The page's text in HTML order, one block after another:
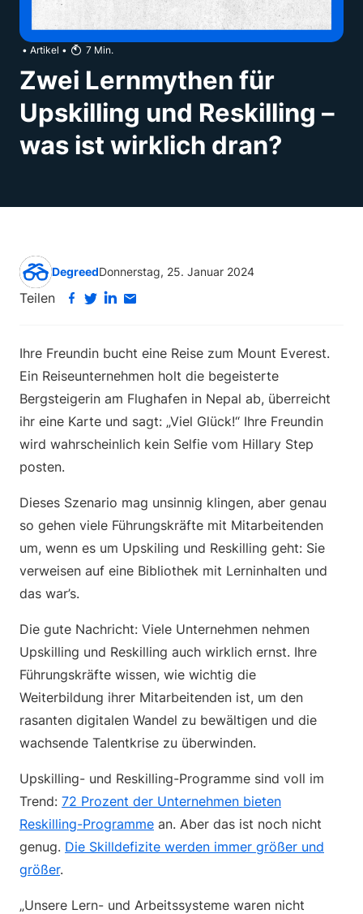
• Artikel • 7 Min.
Zwei Lernmythen für
Upskilling und Reskilling –
was ist wirklich dran?
DegreedDonnerstag, 25. Januar 2024
Teilen
Ihre Freundin bucht eine Reise zum Mount Everest.
Ein Reiseunternehmen holt die begeisterte
Bergsteigerin am Flughafen in Nepal ab, überreicht
ihr eine Karte und sagt: „Viel Glück!“ Ihre Freundin
wird wahrscheinlich kein Selfie vom Hillary Step
posten.
Dieses Szenario mag unsinnig klingen, aber genau
so gehen viele Führungskräfte mit Mitarbeitenden
um, wenn es um Upskiling und Reskilling geht: Sie
verweisen auf eine Bibliothek mit Lerninhalten und
das war’s.
Die gute Nachricht: Viele Unternehmen nehmen
Upskilling und Reskilling auch wirklich ernst. Ihre
Führungskräfte wissen, wie wichtig die
Weiterbildung ihrer Mitarbeitenden ist, um den
rasanten digitalen Wandel zu bewältigen und die
wachsende Talentkrise zu überwinden.
Upskilling- und Reskilling-Programme sind voll im
Trend: 72 Prozent der Unternehmen bieten
Reskilling-Programme an. Aber das ist noch nicht
genug. Die Skilldefizite werden immer größer und
größer.
„Unsere Lern- und Arbeitssysteme waren nicht